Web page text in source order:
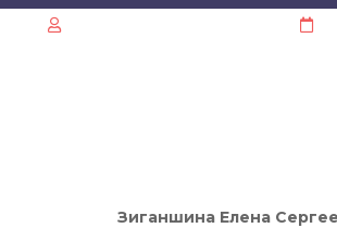
Зиганшина Елена